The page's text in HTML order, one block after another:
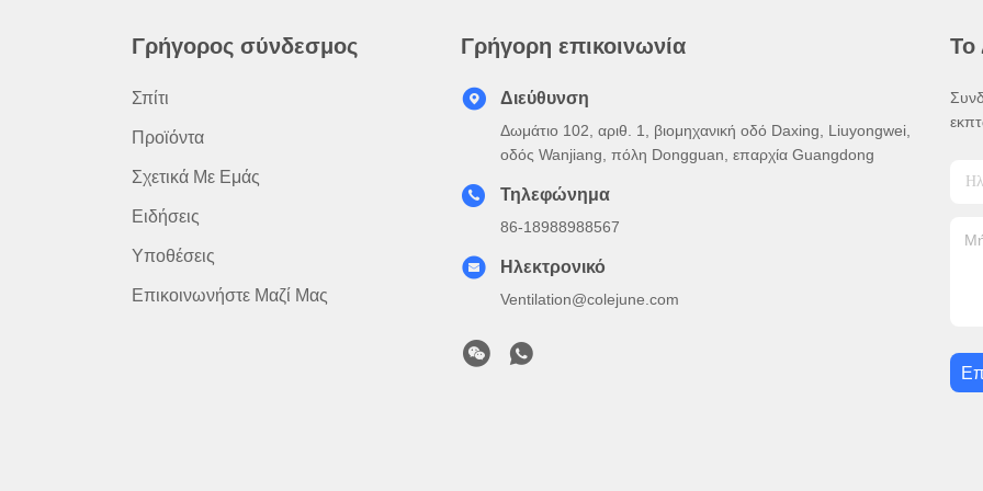
Γρήγορος σύνδεσμος
Σπίτι
Προϊόντα
Σχετικά Με Εμάς
Ειδήσεις
Υποθέσεις
Επικοινωνήστε Μαζί Μας
Γρήγορη επικοινωνία
Διεύθυνση
Δωμάτιο 102, αριθ. 1, βιομηχανική οδό Daxing, Liuyongwei,
οδός Wanjiang, πόλη Dongguan, επαρχία Guangdong
Τηλεφώνημα
86-18988988567
Ηλεκτρονικό
Ventilation@colejune.com
Το